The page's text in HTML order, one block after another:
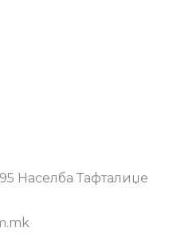
Населба Тафталиџе